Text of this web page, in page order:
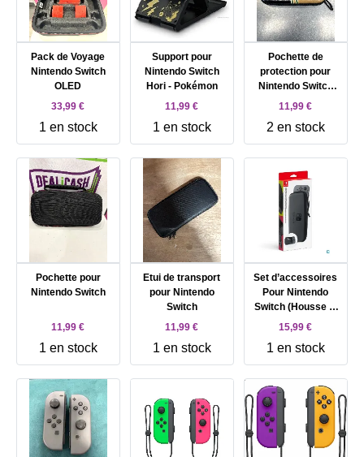
Pack de Voyage
Nintendo Switch
OLED
33,99 €
1 en stock
Support pour
Nintendo Switch
Hori - Pokémon
11,99 €
1 en stock
Pochette de
protection pour
Nintendo Switch
The legend of Zelda
11,99 €
2 en stock
Pochette pour
Nintendo Switch
11,99 €
1 en stock
Etui de transport
pour Nintendo
Switch
11,99 €
1 en stock
Set d’accessoires
Pour Nintendo
Switch (Housse &
Protection )
15,99 €
1 en stock